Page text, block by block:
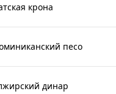
крона
песо
динар